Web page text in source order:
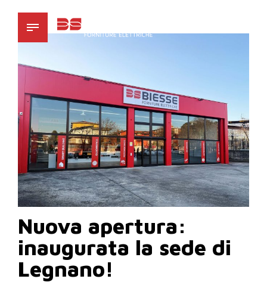
Nuova apertura:
inaugurata la sede di
Legnano!